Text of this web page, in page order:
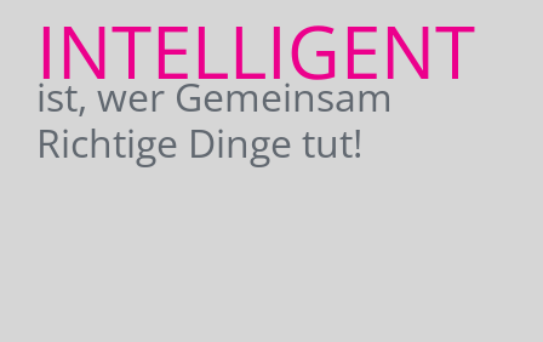
INTELLIGENT
ist, wer Gemeinsam
Richtige Dinge tut!